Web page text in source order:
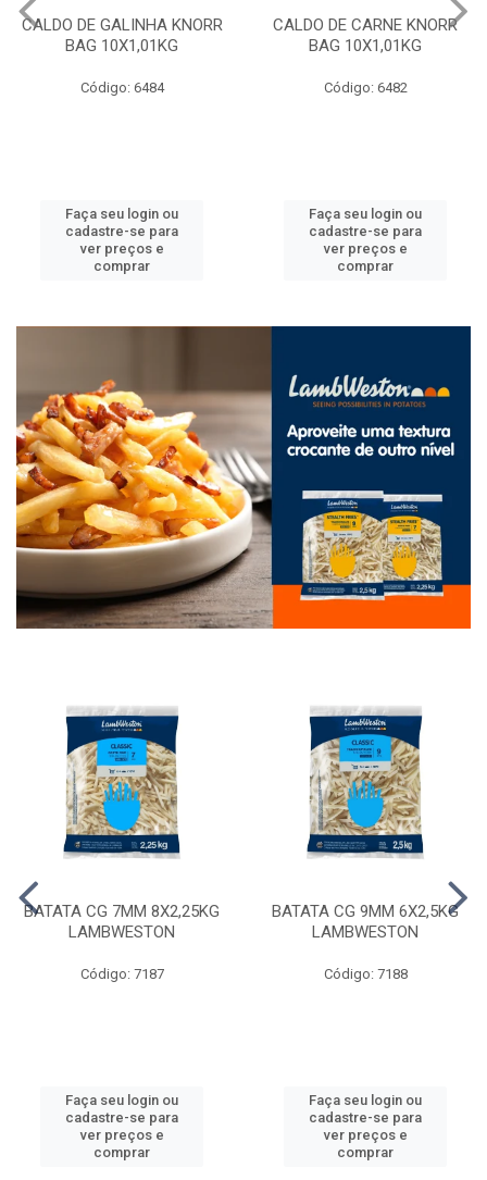
CALDO DE GALINHA KNORR
BAG 10X1,01KG
Código: 6484
Faça seu login ou
cadastre-se para
ver preços e
comprar
CALDO DE CARNE KNORR
BAG 10X1,01KG
Código: 6482
Faça seu login ou
cadastre-se para
ver preços e
comprar
BATATA CG 7MM 8X2,25KG
LAMBWESTON
Código: 7187
Faça seu login ou
cadastre-se para
ver preços e
comprar
BATATA CG 9MM 6X2,5KG
LAMBWESTON
Código: 7188
Faça seu login ou
cadastre-se para
ver preços e
comprar